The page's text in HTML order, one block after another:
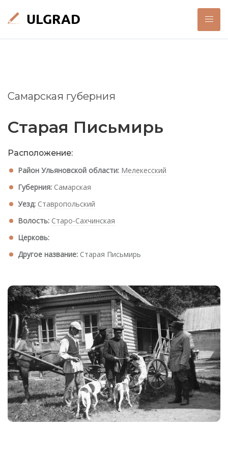
Самарская губерния
Старая Письмирь
Расположение:
Район Ульяновской области: Мелекесский
Губерния: Самарская
Уезд: Ставропольский
Волость: Старо-Сахчинская
Церковь:
Другое название: Старая Письмирь